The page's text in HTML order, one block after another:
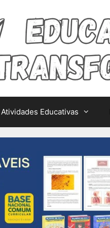
Atividades Educativas